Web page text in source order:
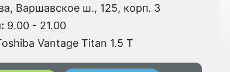
Варшавское ш., 125, корп. 3
9.00 - 21.00
Vantage Titan 1.5 Т